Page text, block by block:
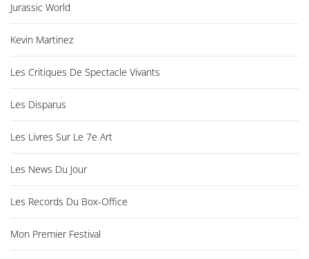
Jurassic World
Kevin Martinez
Les Critiques De Spectacle Vivants
Les Disparus
Les Livres Sur Le 7e Art
Les News Du Jour
Les Records Du Box-Office
Mon Premier Festival